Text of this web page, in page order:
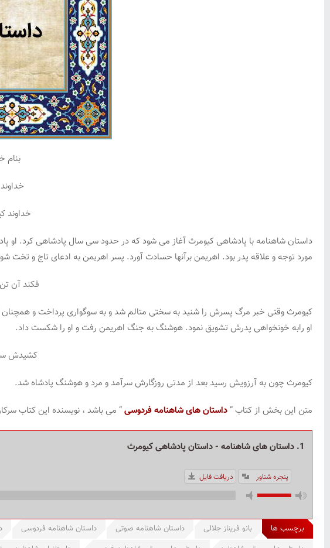
بنام
خداوند
داستان شاهنامه با پادشاهی کیومرث آغاز می شود که در حدود سی سال پادشاهی کرد. او
مورد توجه و علاقه پدر بود. اهریمن برآنها حسادت آورد. پسر اهریمن به ادعای تاج و
فکند آن
کیومرث وقتی خبر مرگ پسرش را شنید به سختی متالم شد و به سوگواری پرداخت و
او رابه خونخواهی پدرش تشویق نمود. هوشنگ به جنگ اهریمن رفت و او را شکست داد.
کشیدش
کیومرث چون به آرزویش رسید بعد از مدتی روزگارش سرآمد و مرد و هوشنگ پادشاه شد.
متن این بخش از کتاب ”داستان های شاهنامه فردوسی” می باشد ، نویسنده این کتاب
1. داستان های شاهنامه - داستان پادشاهی کیومرث
پنجره شناور دریافت فایل
برچسب ها بانو فریناز جلالی داستان شاهنامه صوتی داستان شاهنامه فردوسی